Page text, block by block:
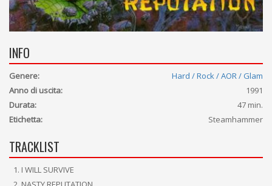
INFO
Genere:
Hard / Rock / AOR / Glam
Anno di uscita:
1991
Durata:
47 min.
Etichetta:
Steamhammer
TRACKLIST
I WILL SURVIVE